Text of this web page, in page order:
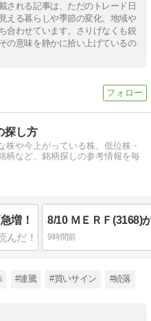
される記事は、ただのトレード日
える暮らしや季節の変化、地域や
合わせています。さりげなくも鋭
の意味を静かに拾い上げているの
探し方
株や今上がっている株、低位株・
柄など、銘柄探しの参考情報を毎
増！ 8/10 ＭＥＲＦ(3168)
9時間前
#連騰 #買いサイン #続落